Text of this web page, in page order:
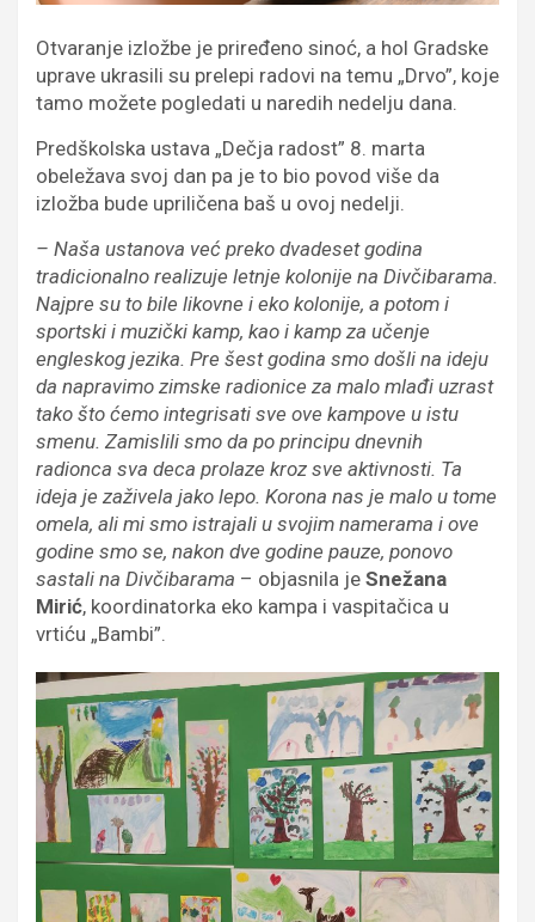
Otvaranje izložbe je priređeno sinoć, a hol Gradske
uprave ukrasili su prelepi radovi na temu „Drvo”, koje
tamo možete pogledati u naredih nedelju dana.
Predškolska ustava „Dečja radost” 8. marta
obeležava svoj dan pa je to bio povod više da
izložba bude upriličena baš u ovoj nedelji.
– Naša ustanova već preko dvadeset godina
tradicionalno realizuje letnje kolonije na Divčibarama.
Najpre su to bile likovne i eko kolonije, a potom i
sportski i muzički kamp, kao i kamp za učenje
engleskog jezika. Pre šest godina smo došli na ideju
da napravimo zimske radionice za malo mlađi uzrast
tako što ćemo integrisati sve ove kampove u istu
smenu. Zamislili smo da po principu dnevnih
radionca sva deca prolaze kroz sve aktivnosti. Ta
ideja je zaživela jako lepo. Korona nas je malo u tome
omela, ali mi smo istrajali u svojim namerama i ove
godine smo se, nakon dve godine pauze, ponovo
sastali na Divčibarama – objasnila je Snežana
Mirić, koordinatorka eko kampa i vaspitačica u
vrtiću „Bambi”.